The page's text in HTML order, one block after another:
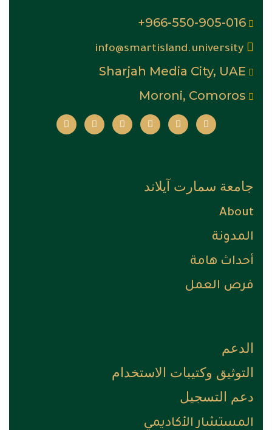
966-550-905-016+
info@smartisland.university
Sharjah Media City, UAE
Moroni, Comoros
جامعة سمارت آيلاند
About
المدونة
أحداث هامة
فرص العمل
الدعم
التوثيق وكتيبات الاستخدام
دعم التسجيل
المستشار الأكاديمي